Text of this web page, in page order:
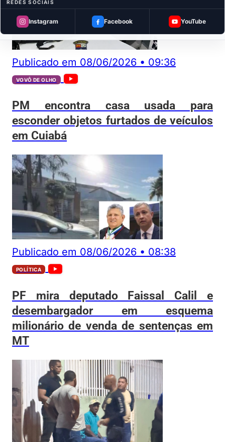
REDES SOCIAIS
Instagram Facebook YouTube
Publicado em 08/06/2026 • 09:36
VOVÔ DE OLHO
PM encontra casa usada para
esconder objetos furtados de veículos
em Cuiabá
Publicado em 08/06/2026 • 08:38
POLÍTICA
PF mira deputado Faissal Calil e
desembargador em esquema
milionário de venda de sentenças em
MT